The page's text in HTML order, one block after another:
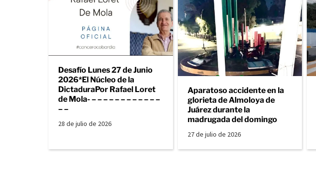
Desafío Lunes 27 de Junio
2026*El Núcleo de la
DictaduraPor Rafael Loret
de Mola- – – – – – – – – – – – –
– –
28 de julio de 2026
Aparatoso accidente en la
glorieta de Almoloya de
Juárez durante la
madrugada del domingo
27 de julio de 2026